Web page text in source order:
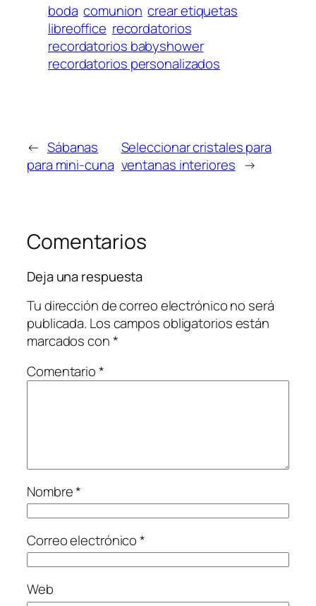
boda comunion crear etiquetas
libreoffice recordatorios
recordatorios babyshower
recordatorios personalizados
← Sábanas
para mini-cuna
Seleccionar cristales para
ventanas interiores →
Comentarios
Deja una respuesta
Tu dirección de correo electrónico no será
publicada. Los campos obligatorios están
marcados con*
Comentario*
Nombre*
Correo electrónico*
Web